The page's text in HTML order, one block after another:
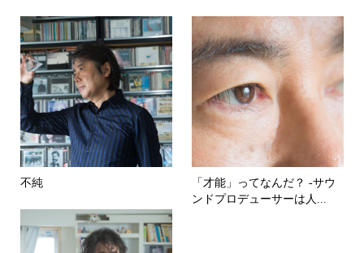
不純
「才能」ってなんだ？ -サウ
ンドプロデューサーは人...